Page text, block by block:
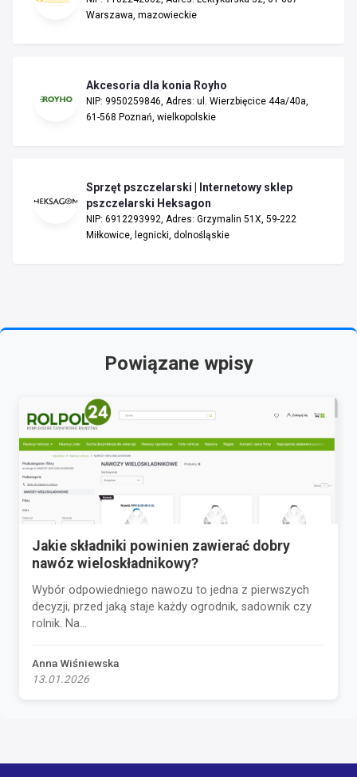
Warszawa, mazowieckie
Akcesoria dla konia Royho
NIP: 9950259846, Adres: ul. Wierzbięcice 44a/40a,
61-568 Poznań, wielkopolskie
Sprzęt pszczelarski | Internetowy sklep
pszczelarski Heksagon
NIP: 6912293992, Adres: Grzymalin 51X, 59-222
Miłkowice, legnicki, dolnośląskie
Powiązane wpisy
Jakie składniki powinien zawierać dobry
nawóz wieloskładnikowy?
Wybór odpowiedniego nawozu to jedna z pierwszych
decyzji, przed jaką staje każdy ogrodnik, sadownik czy
rolnik. Na...
Anna Wiśniewska
13.01.2026